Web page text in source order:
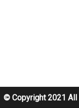
© Copyright 2021